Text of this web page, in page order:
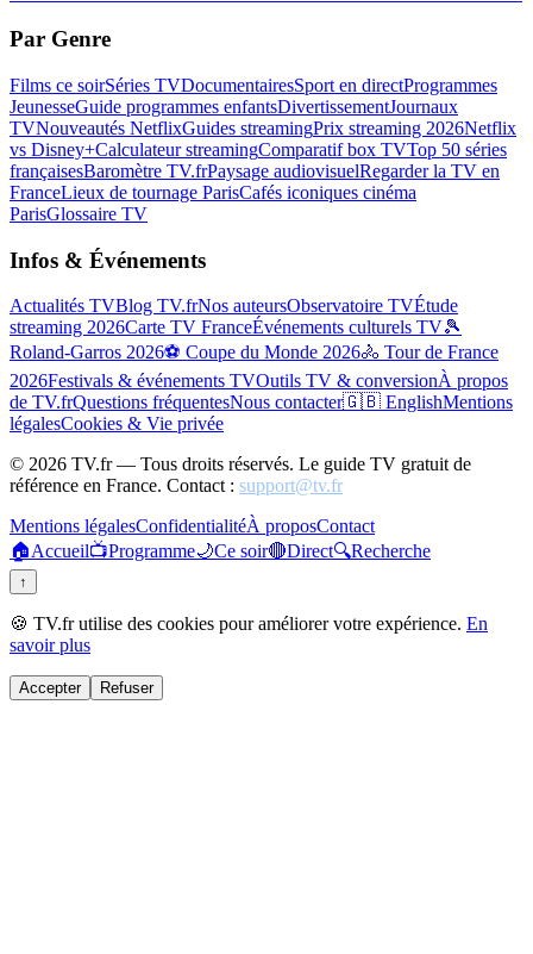
Par Genre
Films ce soirSéries TVDocumentairesSport en directProgrammes
JeunesseGuide programmes enfantsDivertissementJournaux
TVNouveautés NetflixGuides streamingPrix streaming 2026Netflix
vs Disney+Calculateur streamingComparatif box TVTop 50 séries
françaisesBaromètre TV.frPaysage audiovisuelRegarder la TV en
FranceLieux de tournage ParisCafés iconiques cinéma
ParisGlossaire TV
Infos & Événements
Actualités TVBlog TV.frNos auteursObservatoire TVÉtude
streaming 2026Carte TV FranceÉvénements culturels TV🎾
Roland-Garros 2026⚽ Coupe du Monde 2026🚴 Tour de France
2026Festivals & événements TVOutils TV & conversionÀ propos
de TV.frQuestions fréquentesNous contacter🇬🇧 EnglishMentions
légalesCookies & Vie privée
© 2026 TV.fr — Tous droits réservés. Le guide TV gratuit de
référence en France. Contact : support@tv.fr
Mentions légalesConfidentialitéÀ proposContact
🏠Accueil📺Programme🌙Ce soir🔴Direct🔍Recherche
↑
🍪 TV.fr utilise des cookies pour améliorer votre expérience. En
savoir plus
Accepter Refuser